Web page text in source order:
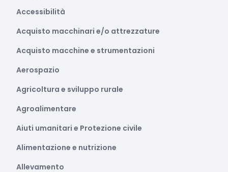
Accessibilità
Acquisto macchinari e/o attrezzature
Acquisto macchine e strumentazioni
Aerospazio
Agricoltura e sviluppo rurale
Agroalimentare
Aiuti umanitari e Protezione civile
Alimentazione e nutrizione
Allevamento